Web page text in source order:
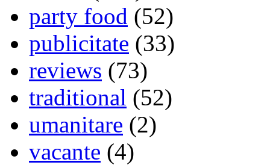
party food (52)
publicitate (33)
reviews (73)
traditional (52)
umanitare (2)
vacante (4)